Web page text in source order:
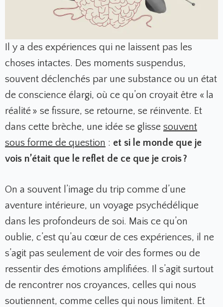
Il y a des expériences qui ne laissent pas les
choses intactes. Des moments suspendus,
souvent déclenchés par une substance ou un état
de conscience élargi, où ce qu’on croyait être « la
réalité » se fissure, se retourne, se réinvente. Et
dans cette brèche, une idée se glisse souvent
sous forme de question : et si le monde que je
vois n’était que le reflet de ce que je crois ?
On a souvent l’image du trip comme d’une
aventure intérieure, un voyage psychédélique
dans les profondeurs de soi. Mais ce qu’on
oublie, c’est qu’au cœur de ces expériences, il ne
s’agit pas seulement de voir des formes ou de
ressentir des émotions amplifiées. Il s’agit surtout
de rencontrer nos croyances, celles qui nous
soutiennent, comme celles qui nous limitent. Et